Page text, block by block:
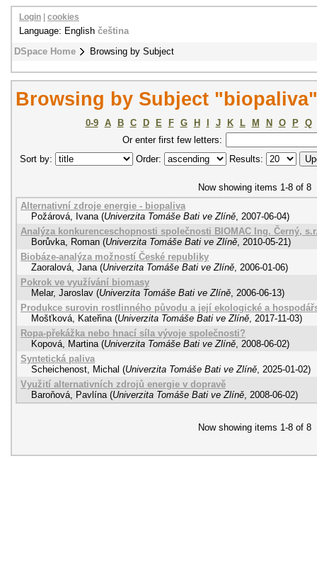
DSpace Home Browsing by Subject
Login cookies
Language: English čeština
Browsing by Subject "biopaliva"
0-9 A B C D E F G H J K L M N O P
Q
Or enter first few letters:
Sort by:
Order: Results:
Now showing items 1-8 of 8
Alternativní zdroje energie - biopaliva
Požárová, Ivana (Univerzita Tomáše Bati ve Zlíně, 2007-06-04)
Analýza konkurenceschopnosti společnosti BIOMAC Ing. Černý,
Borůvka, Roman (Univerzita Tomáše Bati ve Zlíně, 2010-05-21)
Biobáze-analýza možností České republiky
Zaoralová, Jana (Univerzita Tomáše Bati ve Zlíně, 2006-01-06)
Pokrok ve využívání biomasy
Melar, Jaroslav (Univerzita Tomáše Bati ve Zlíně, 2006-06-13)
Produkce surovin rostlinného původu a její ekologické a
Mošťková, Kateřina (Univerzita Tomáše Bati ve Zlíně, 2017-11-03)
Ropa-překážka nebo hnací síla vývoje společnosti?
Kopová, Martina (Univerzita Tomáše Bati ve Zlíně, 2008-06-02)
Syntetická paliva
Scheichenost, Michal (Univerzita Tomáše Bati ve Zlíně, 2025-01-02)
Využití alternativních zdrojů energie v dopravě
Baroňová, Pavlína (Univerzita Tomáše Bati ve Zlíně, 2008-06-02)
Now showing items 1-8 of 8